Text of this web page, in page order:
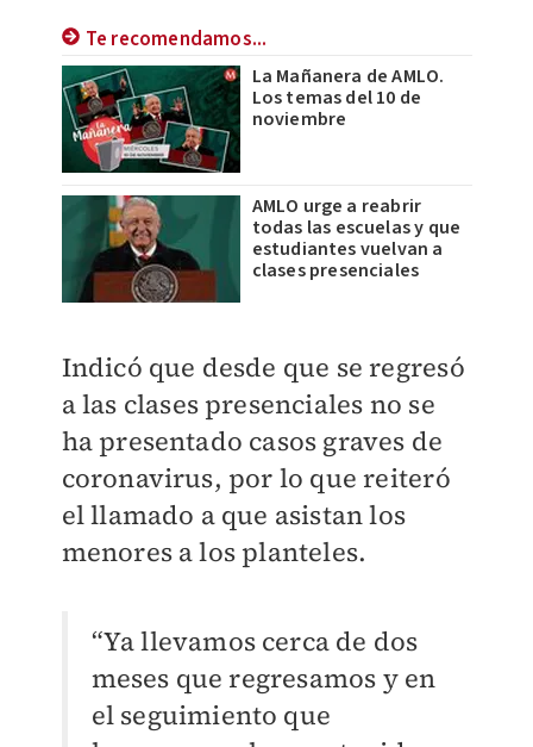
Te recomendamos...
La Mañanera de AMLO.
Los temas del 10 de
noviembre
AMLO urge a reabrir
todas las escuelas y que
estudiantes vuelvan a
clases presenciales
Indicó que desde que se regresó
a las clases presenciales no se
ha presentado casos graves de
coronavirus, por lo que reiteró
el llamado a que asistan los
menores a los planteles.
“Ya llevamos cerca de dos
meses que regresamos y en
el seguimiento que